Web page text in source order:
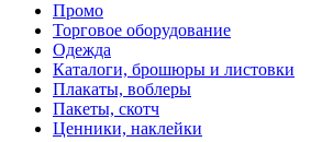
Промо
Торговое оборудование
Одежда
Каталоги, брошюры и листовки
Плакаты, воблеры
Пакеты, скотч
Ценники, наклейки